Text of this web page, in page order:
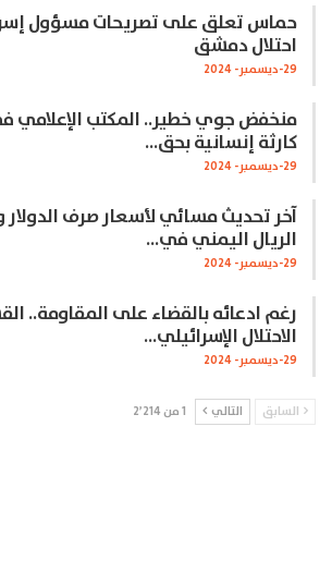
حماس تعلق على تصريحات مسؤول
احتلال دمشق
29-ديسمبر- 2024
منخفض جوي خطير.. المكتب الإعلامي
كارثة إنسانية بحق…
29-ديسمبر- 2024
آخر تحديث مسائي لأسعار صرف
الريال اليمني في…
29-ديسمبر- 2024
رغم ادعائه بالقضاء على المقاومة..
الاحتلال الإسرائيلي…
29-ديسمبر- 2024
السابق التالي 1 من 2٬214